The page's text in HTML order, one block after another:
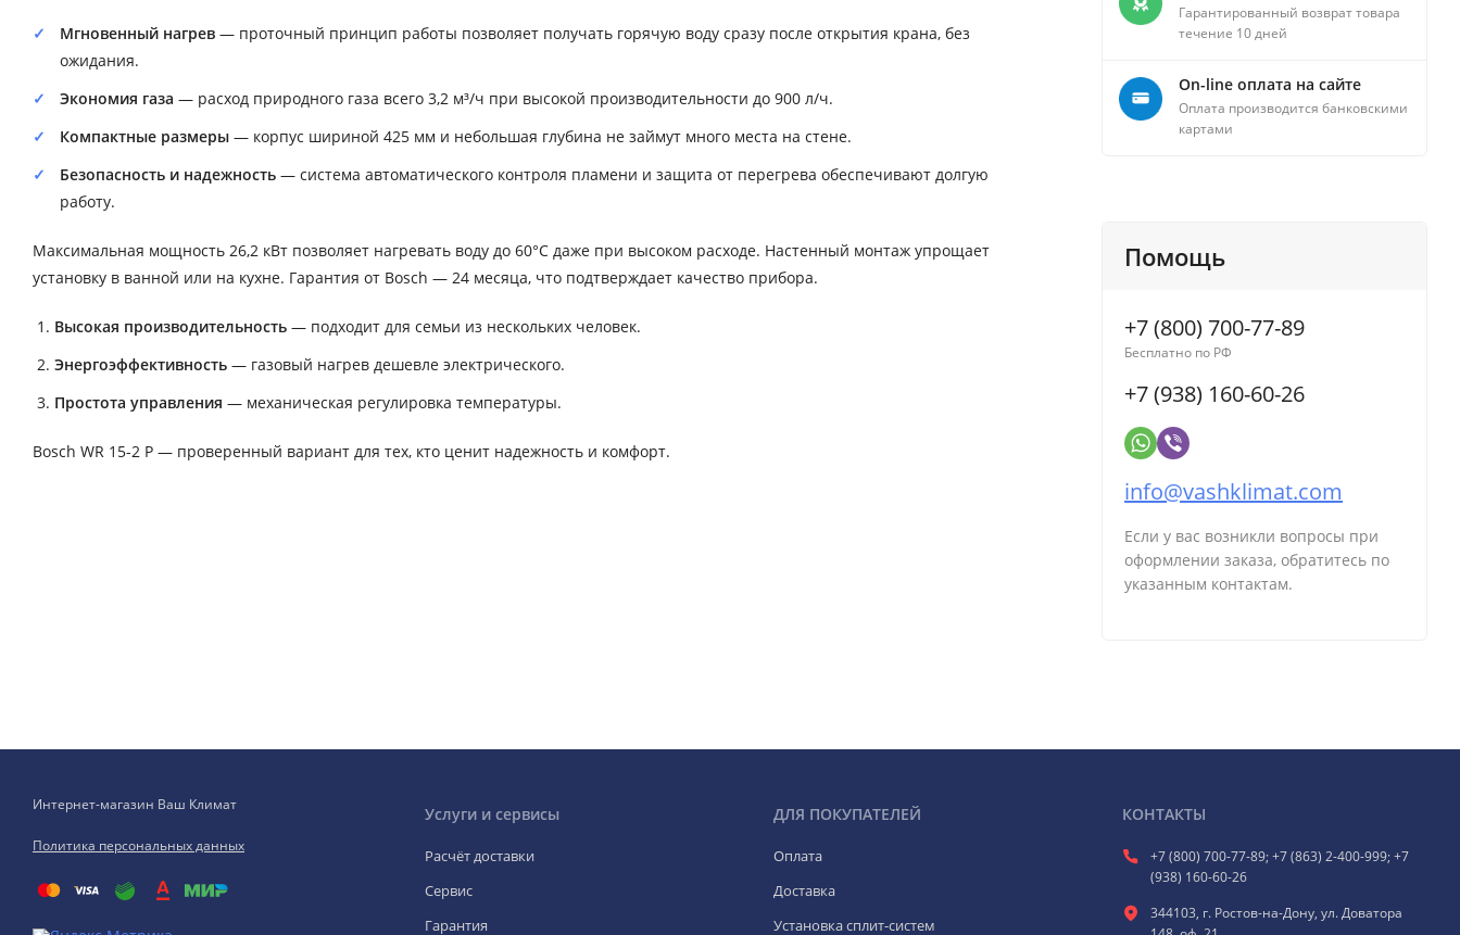
Мгновенный нагрев — проточный принцип работы позволяет получать горячую воду сразу после открытия крана, без
ожидания.
Экономия газа — расход природного газа всего 3,2 м³/ч при высокой производительности до 900 л/ч.
Компактные размеры — корпус шириной 425 мм и небольшая глубина не займут много места на стене.
Безопасность и надежность — система автоматического контроля пламени и защита от перегрева обеспечивают долгую
работу.
Максимальная мощность 26,2 кВт позволяет нагревать воду до 60°C даже при высоком расходе. Настенный монтаж упрощает
установку в ванной или на кухне. Гарантия от Bosch — 24 месяца, что подтверждает качество прибора.
Высокая производительность — подходит для семьи из нескольких человек.
Энергоэффективность — газовый нагрев дешевле электрического.
Простота управления — механическая регулировка температуры.
Bosch WR 15-2 P — проверенный вариант для тех, кто ценит надежность и комфорт.
Гарантированный возврат товара
течение 10 дней
On-line оплата на сайте
Оплата производится банковскими
картами
Помощь
+7 (800) 700-77-89
Бесплатно по РФ
+7 (938) 160-60-26
info@vashklimat.com
Если у вас возникли вопросы при
оформлении заказа, обратитесь по
указанным контактам.
Интернет-магазин Ваш Климат
Политика персональных данных
Услуги и сервисы
Расчёт доставки
Сервис
Гарантия
ДЛЯ ПОКУПАТЕЛЕЙ
Оплата
Доставка
Установка сплит-систем
КОНТАКТЫ
+7 (800) 700-77-89; +7 (863) 2-400-999; +7
(938) 160-60-26
344103, г. Ростов-на-Дону, ул. Доватора